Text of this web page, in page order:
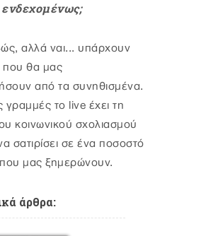
αλλά ναι... υπάρχουν
που θα μας
από τα συνηθισμένα.
γραμμές το live έχει τη
κοινωνικού σχολιασμού
σατιρίσει σε ένα ποσοστό
που μας ξημερώνουν.
άρθρα: